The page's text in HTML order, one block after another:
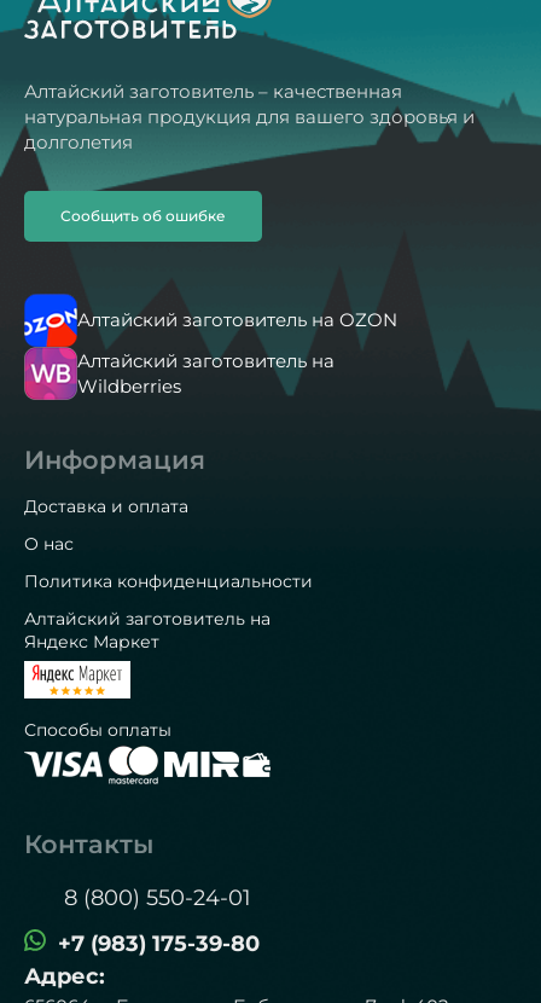
Алтайский заготовитель – качественная
натуральная продукция для вашего здоровья и
долголетия
Сообщить об ошибке
Алтайский заготовитель на OZON
Алтайский заготовитель на
Wildberries
Информация
Доставка и оплата
О нас
Политика конфиденциальности
Алтайский заготовитель на
Яндекс Маркет
Способы оплаты
Контакты
8 (800) 550-24-01
+7 (983) 175-39-80
Адрес: